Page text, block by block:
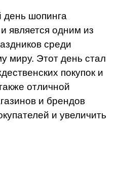
шопинга
является одним из
среди
миру. Этот день стал
покупок и
отличной
и брендов
и увеличить